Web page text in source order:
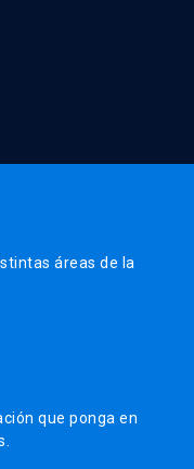
áreas de la
que ponga en